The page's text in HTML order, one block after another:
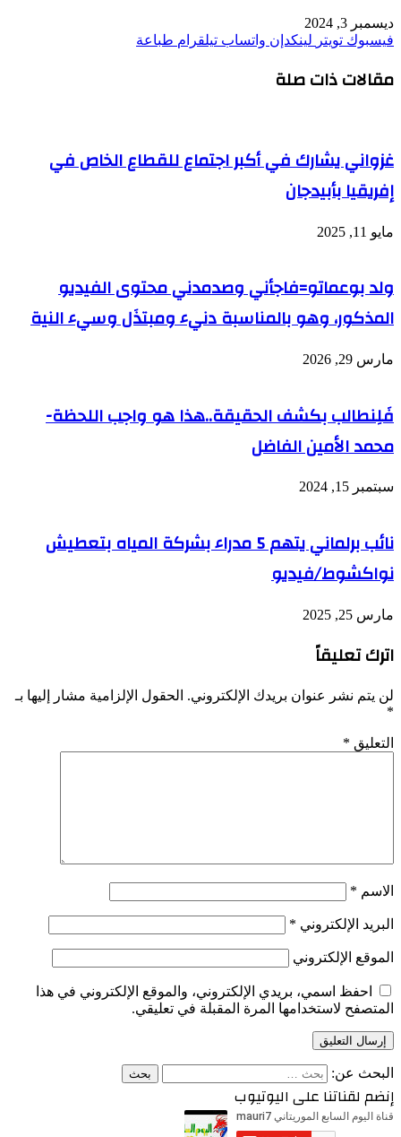
ديسمبر 3, 2024
فيسبوك تويتر لينكدإن واتساب تيلقرام طباعة
مقالات ذات صلة
غزواني يشارك في أكبر اجتماع للقطاع الخاص في
إفريقيا بأبيدجان
مايو 11, 2025
ولد بوعماتو=فاجأني وصدمدني محتوى الفيديو
المذكور، وهو بالمناسبة دنيء ومبتذَل وسيء النية
مارس 29, 2026
فَلِنطالب بكشف الحقيقة..هذا هو واجب اللحظة-
محمد الأمين الفاضل
سبتمبر 15, 2024
نائب برلماني يتهم 5 مدراء بشركة المياه بتعطيش
نواكشوط/فيديو
مارس 25, 2025
اترك تعليقاً
لن يتم نشر عنوان بريدك الإلكتروني. الحقول الإلزامية مشار إليها بـ
*
التعليق *
الاسم *
البريد الإلكتروني *
الموقع الإلكتروني
احفظ اسمي، بريدي الإلكتروني، والموقع الإلكتروني في هذا
المتصفح لاستخدامها المرة المقبلة في تعليقي.
البحث عن:
إنضم لقناتنا على اليوتيوب